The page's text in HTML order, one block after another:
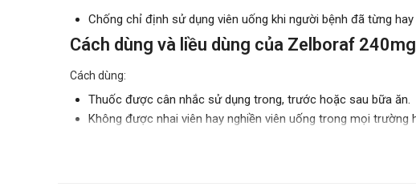
Chống chỉ định sử dụng viên uống khi người bệnh đã từng
Cách dùng và liều dùng của Zelboraf 240mg
Cách dùng:
Thuốc được cân nhắc sử dụng trong, trước hoặc sau bữa ăn.
Không được nhai viên hay nghiền viên uống trong mọi trường
Thuốc được sử dụng với lượng khuyến cáo là 4 viên tương